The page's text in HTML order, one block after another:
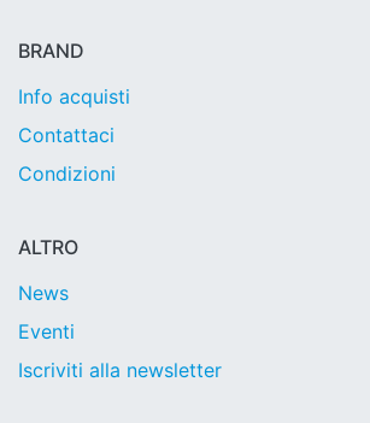
BRAND
Info acquisti
Contattaci
Condizioni
ALTRO
News
Eventi
Iscriviti alla newsletter